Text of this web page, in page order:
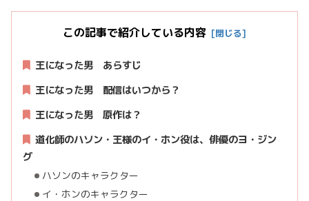
この記事で紹介している内容
王になった男 あらすじ
王になった男 配信はいつから？
王になった男 原作は？
道化師のハソン・王様のイ・ホン役は、俳優のヨ・ジン
グ
ハソンのキャラクター
イ・ホンのキャラクター